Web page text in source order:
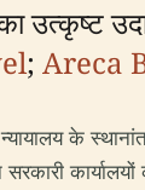
उत्कृष्ट
; Areca
के
सरकारी